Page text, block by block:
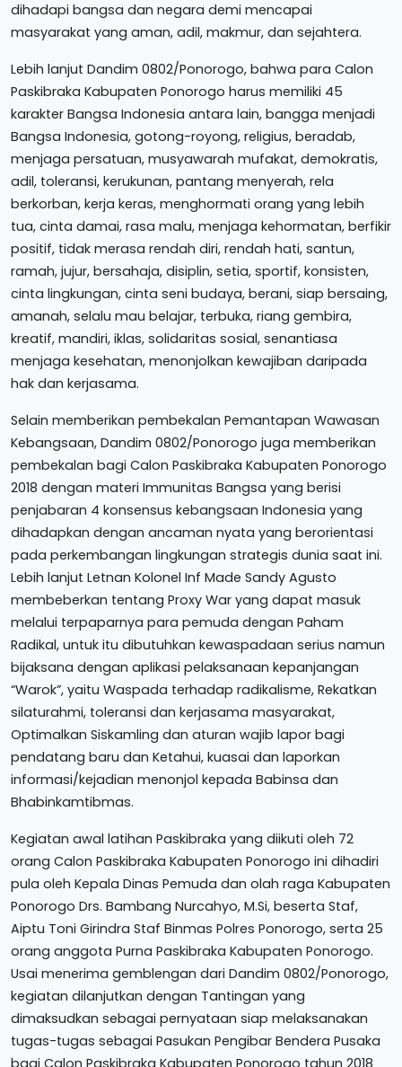
dihadapi bangsa dan negara demi mencapai
masyarakat yang aman, adil, makmur, dan sejahtera.
Lebih lanjut Dandim 0802/Ponorogo, bahwa para Calon
Paskibraka Kabupaten Ponorogo harus memiliki 45
karakter Bangsa Indonesia antara lain, bangga menjadi
Bangsa Indonesia, gotong-royong, religius, beradab,
menjaga persatuan, musyawarah mufakat, demokratis,
adil, toleransi, kerukunan, pantang menyerah, rela
berkorban, kerja keras, menghormati orang yang lebih
tua, cinta damai, rasa malu, menjaga kehormatan, berfikir
positif, tidak merasa rendah diri, rendah hati, santun,
ramah, jujur, bersahaja, disiplin, setia, sportif, konsisten,
cinta lingkungan, cinta seni budaya, berani, siap bersaing,
amanah, selalu mau belajar, terbuka, riang gembira,
kreatif, mandiri, iklas, solidaritas sosial, senantiasa
menjaga kesehatan, menonjolkan kewajiban daripada
hak dan kerjasama.
Selain memberikan pembekalan Pemantapan Wawasan
Kebangsaan, Dandim 0802/Ponorogo juga memberikan
pembekalan bagi Calon Paskibraka Kabupaten Ponorogo
2018 dengan materi Immunitas Bangsa yang berisi
penjabaran 4 konsensus kebangsaan Indonesia yang
dihadapkan dengan ancaman nyata yang berorientasi
pada perkembangan lingkungan strategis dunia saat ini.
Lebih lanjut Letnan Kolonel Inf Made Sandy Agusto
membeberkan tentang Proxy War yang dapat masuk
melalui terpaparnya para pemuda dengan Paham
Radikal, untuk itu dibutuhkan kewaspadaan serius namun
bijaksana dengan aplikasi pelaksanaan kepanjangan
“Warok”, yaitu Waspada terhadap radikalisme, Rekatkan
silaturahmi, toleransi dan kerjasama masyarakat,
Optimalkan Siskamling dan aturan wajib lapor bagi
pendatang baru dan Ketahui, kuasai dan laporkan
informasi/kejadian menonjol kepada Babinsa dan
Bhabinkamtibmas.
Kegiatan awal latihan Paskibraka yang diikuti oleh 72
orang Calon Paskibraka Kabupaten Ponorogo ini dihadiri
pula oleh Kepala Dinas Pemuda dan olah raga Kabupaten
Ponorogo Drs. Bambang Nurcahyo, M.Si, beserta Staf,
Aiptu Toni Girindra Staf Binmas Polres Ponorogo, serta 25
orang anggota Purna Paskibraka Kabupaten Ponorogo.
Usai menerima gemblengan dari Dandim 0802/Ponorogo,
kegiatan dilanjutkan dengan Tantingan yang
dimaksudkan sebagai pernyataan siap melaksanakan
tugas-tugas sebagai Pasukan Pengibar Bendera Pusaka
bagi Calon Paskibraka Kabupaten Ponorogo tahun 2018